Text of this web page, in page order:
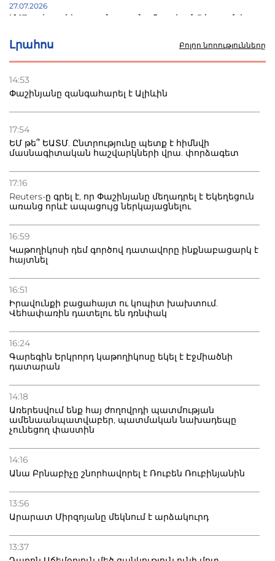
Լրահոս Բոլոր նորությունները
14:53
Փաշինյանը զանգահարել է Ալիևին
17:54
ԵՄ թե՞ ԵԱՏՄ. Ընտրությունը պետք է հիմնվի
մասնագիտական հաշվարկների վրա. փորձագետ
17:16
Reuters-ը գրել է, որ Փաշինյանը մեղադրել է Եկեղեցուն
առանց որևէ ապացույց ներկայացնելու
16:59
Կաթողիկոսի դեմ գործով դատավորը ինքնաբացարկ է
հայտնել
16:51
Իրավունքի բացահայտ ու կոպիտ խախտում.
Վեհափառին դատելու են դռնփակ
16:24
Գարեգին Երկրորդ կաթողիկոսը եկել է Էջմիածնի
դատարան
14:18
Առերեսվում ենք հայ ժողովրդի պատմության
ամենաանպատվաբեր, պատմական նախադեպը
չունեցող փաստին
14:16
Անա Բրնաբիչը շնորհավորել է Ռուբեն Ռուբինյանին
13:56
Արարատ Միրզոյանը մեկնում է արձակուրդ
13:37
27.07.2026
Մ-17 աշխարհի առաջնությունը Բաքվում. 5 հայ ըմբիշ
22.07.2026
տուժածներ կան
21.07.2026
Դատվածություն ունեցող միգրանտներին կարգելվի
բնակվել Ռուսաստանում
20.07.2026
Բաքվի բանտից գեներալ Մանուկյանը դիմել է
Փաշինյանին